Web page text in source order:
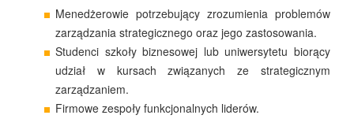
Menedżerowie potrzebujący zrozumienia problemów
zarządzania strategicznego oraz jego zastosowania.
Studenci szkoły biznesowej lub uniwersytetu biorący
udział w kursach związanych ze strategicznym
zarządzaniem.
Firmowe zespoły funkcjonalnych liderów.